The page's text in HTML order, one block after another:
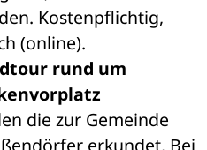
Kostenpflichtig,
(online).
rund um
die zur Gemeinde
erkundet. Bei